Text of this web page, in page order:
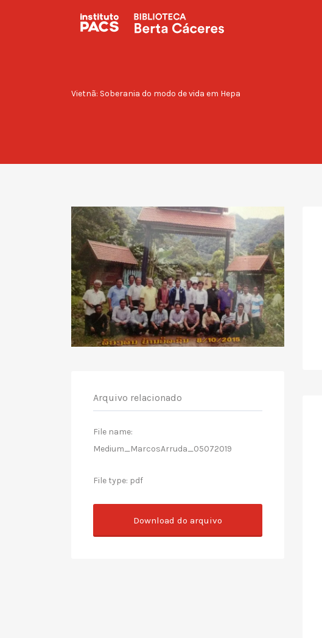
Procurar:
Vietnã: Soberania do modo de vida em Hepa
Arquivo relacionado
File name:
Medium_MarcosArruda_05072019
File type: pdf
Download do arquivo